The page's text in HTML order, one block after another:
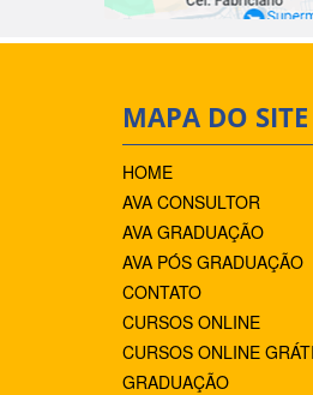
MAPA DO SITE
HOME
AVA CONSULTOR
AVA GRADUAÇÃO
AVA PÓS GRADUAÇÃO
CONTATO
CURSOS ONLINE
CURSOS ONLINE
GRADUAÇÃO